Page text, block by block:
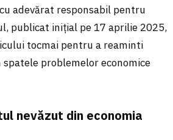
adevărat responsabil pentru
publicat inițial pe 17 aprilie 2025,
tocmai pentru a reaminti
problemelor economice
nevăzut din economia